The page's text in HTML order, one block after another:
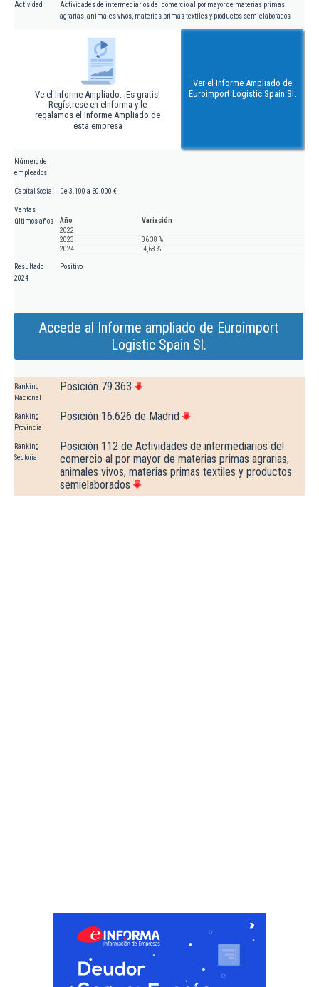
Actividad
Actividades de intermediarios del comercio al por mayor de materias primas
agrarias, animales vivos, materias primas textiles y productos semielaborados
Ve el Informe Ampliado. ¡Es gratis!
Regístrese en eInforma y le
regalamos el Informe Ampliado de
esta empresa
Ver el Informe Ampliado de
Euroimport Logistic Spain Sl.
Número de
empleados
Capital Social De 3.100 a 60.000 €
Ventas
últimos años
Año
Variación
2022
2023
36,38 %
2024
-4,63 %
Resultado
2024
Positivo
Accede al Informe ampliado de Euroimport
Logistic Spain Sl.
Ranking
Nacional
Posición 79.363
Ranking
Provincial
Posición 16.626 de Madrid
Ranking
Sectorial
Posición 112 de Actividades de intermediarios del
comercio al por mayor de materias primas agrarias,
animales vivos, materias primas textiles y productos
semielaborados